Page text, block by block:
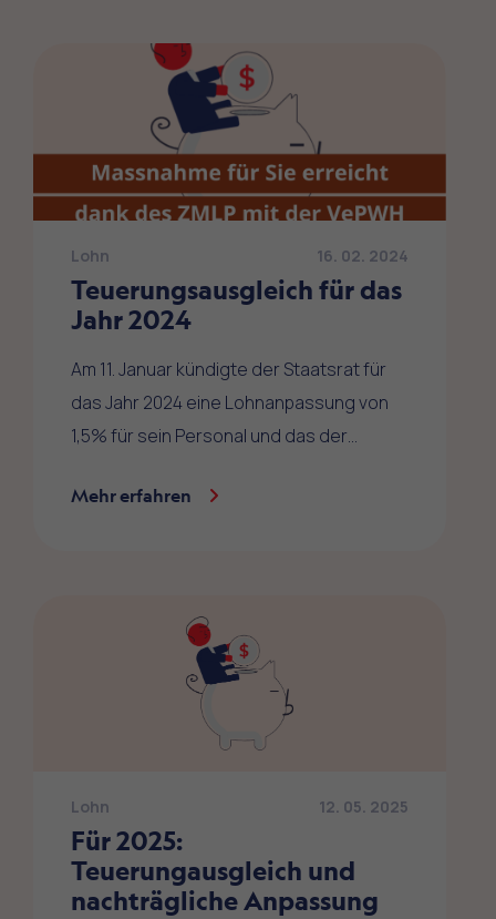
Lohn 16. 02. 2024
Teuerungsausgleich für das
Jahr 2024
Am 11. Januar kündigte der Staatsrat für
das Jahr 2024 eine Lohnanpassung von
1,5% für sein Personal und das der…
Mehr erfahren
Lohn 12. 05. 2025
Für 2025:
Teuerungausgleich und
nachträgliche Anpassung